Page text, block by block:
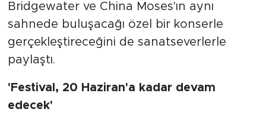
Bridgewater ve China Moses'ın aynı
sahnede buluşacağı özel bir konserle
gerçekleştireceğini de sanatseverlerle
paylaştı.
'Festival, 20 Haziran'a kadar devam
edecek'